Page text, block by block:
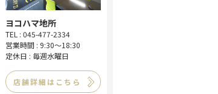
ヨコハマ地所
TEL : 045-477-2334
営業時間 : 9:30～18:30
定休日 : 毎週水曜日
店舗詳細はこちら